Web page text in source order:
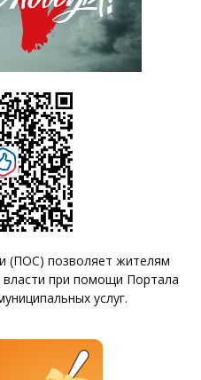
(ПОС) позволяет жителям
при помощи Портала
услуг.